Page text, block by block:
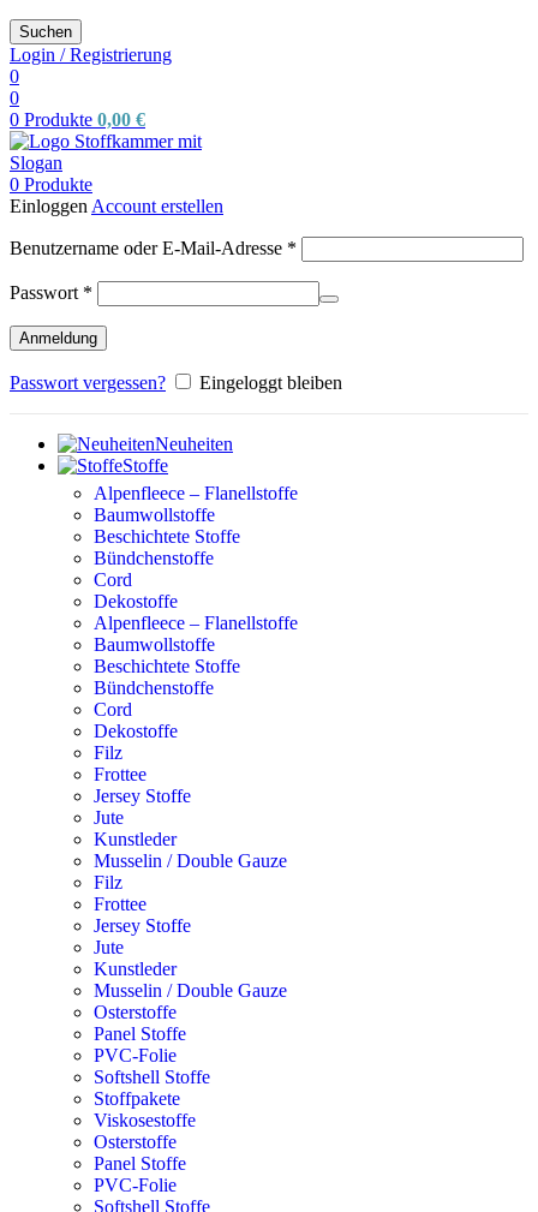
Suchen
Login / Registrierung
0
0
0 Produkte 0,00 €
0 Produkte
Einloggen Account erstellen
Benutzername oder E-Mail-Adresse *
Passwort *
Anmeldung
Passwort vergessen? Eingeloggt bleiben
Neuheiten
Stoffe
Alpenfleece – Flanellstoffe
Baumwollstoffe
Beschichtete Stoffe
Bündchenstoffe
Cord
Dekostoffe
Alpenfleece – Flanellstoffe
Baumwollstoffe
Beschichtete Stoffe
Bündchenstoffe
Cord
Dekostoffe
Filz
Frottee
Jersey Stoffe
Jute
Kunstleder
Musselin / Double Gauze
Filz
Frottee
Jersey Stoffe
Jute
Kunstleder
Musselin / Double Gauze
Osterstoffe
Panel Stoffe
PVC-Folie
Softshell Stoffe
Stoffpakete
Viskosestoffe
Osterstoffe
Panel Stoffe
PVC-Folie
Softshell Stoffe